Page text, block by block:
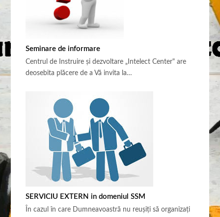
Seminare de informare
Centrul de Instruire şi dezvoltare „Intelect Center" are
deosebita plăcere de a Vă invita la…
SERVICIU EXTERN in domeniul SSM
În cazul în care Dumneavoastră nu reușiți să organizați